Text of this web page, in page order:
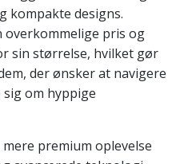
designs.
overkommelige pris og
sin størrelse, hvilket gør
der ønsker at navigere
om hyppige
premium oplevelse